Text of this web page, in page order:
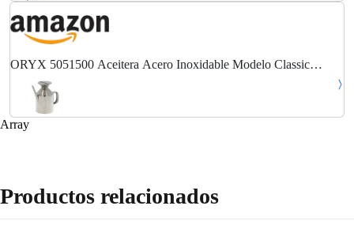
ORYX 5051500 Aceitera Acero Inoxidable Modelo Classic
375ml, 50 W, 5.3 Cubic_Centimeters, 18/8 Stainless Steel,
Multicolor
Array
Productos relacionados